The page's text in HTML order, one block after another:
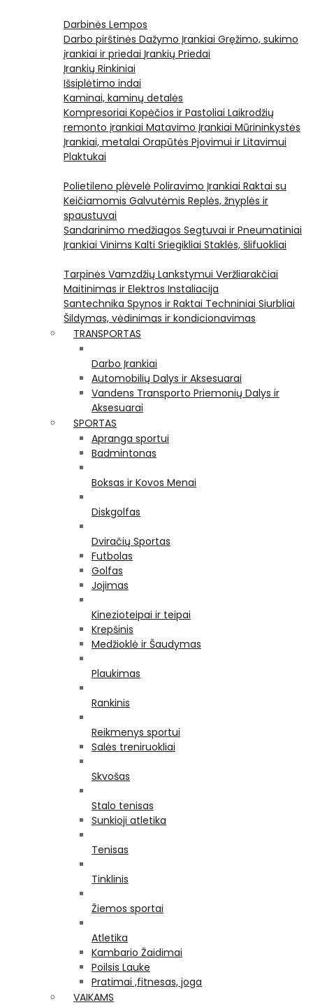
Darbinės Lempos
Darbo pirštinės Dažymo Įrankiai Gręžimo, sukimo
įrankiai ir priedai Įrankių Priedai
Įrankių Rinkiniai
Išsiplėtimo indai
Kaminai, kaminų detalės
Kompresoriai Kopėčios ir Pastoliai Laikrodžių
remonto įrankiai Matavimo Įrankiai Mūrininkystės
Įrankiai, metalai Orapūtės Pjovimui ir Litavimui
Plaktukai
Polietileno plėvelė Poliravimo Įrankiai Raktai su
Keičiamomis Galvutėmis Replės, žnyplės ir
spaustuvai
Sandarinimo medžiagos Segtuvai ir Pneumatiniai
Įrankiai Vinims Kalti Sriegikliai Staklės, šlifuokliai
Tarpinės Vamzdžių Lankstymui Veržliarakčiai
Maitinimas ir Elektros Instaliacija
Santechnika Spynos ir Raktai Techniniai Siurbliai
Šildymas, vėdinimas ir kondicionavimas
TRANSPORTAS
Darbo Įrankiai
Automobilių Dalys ir Aksesuarai
Vandens Transporto Priemonių Dalys ir
Aksesuarai
SPORTAS
Apranga sportui
Badmintonas
Boksas ir Kovos Menai
Diskgolfas
Dviračių Sportas
Futbolas
Golfas
Jojimas
Kinezioteipai ir teipai
Krepšinis
Medžioklė ir Šaudymas
Plaukimas
Rankinis
Reikmenys sportui
Salės treniruokliai
Skvošas
Stalo tenisas
Sunkioji atletika
Tenisas
Tinklinis
Žiemos sportai
Atletika
Kambario Žaidimai
Poilsis Lauke
Pratimai ,fitnesas, joga
VAIKAMS